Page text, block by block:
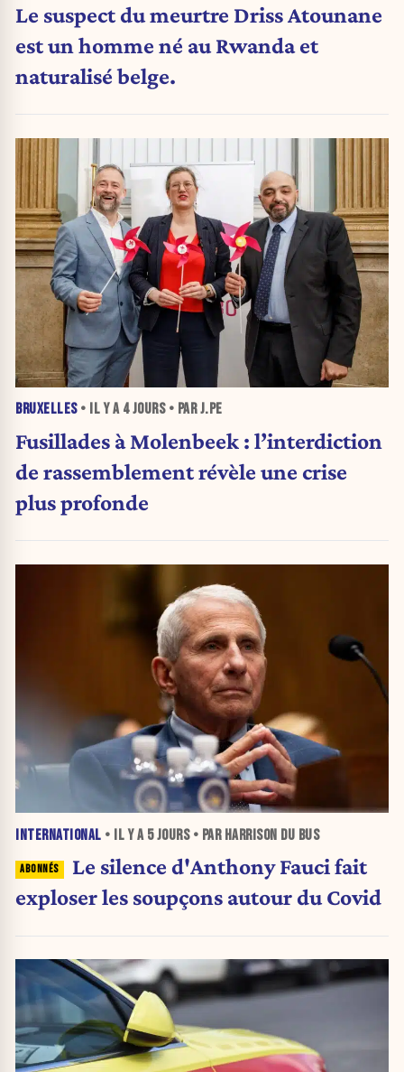
Le suspect du meurtre Driss Atounane
est un homme né au Rwanda et
naturalisé belge.
BRUXELLES• IL Y A 4 JOURS• PAR J.PE
Fusillades à Molenbeek : l’interdiction
de rassemblement révèle une crise
plus profonde
INTERNATIONAL • IL Y A 5 JOURS• PAR HARRISON DU BUS
Le silence d'Anthony Fauci fait
exploser les soupçons autour du Covid